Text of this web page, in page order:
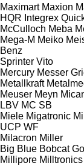
Maximart Maxion
HQR Integrex
McCulloch Meba
Mega-M Meiko
Benz
Sprinter Vito
Mercury Messer
Metallkraft
Meuser Meyn
LBV MC SB
Miele Migatronic
UCP WF
Milacron Miller
Big Blue Bobcat
Millipore Milltronics